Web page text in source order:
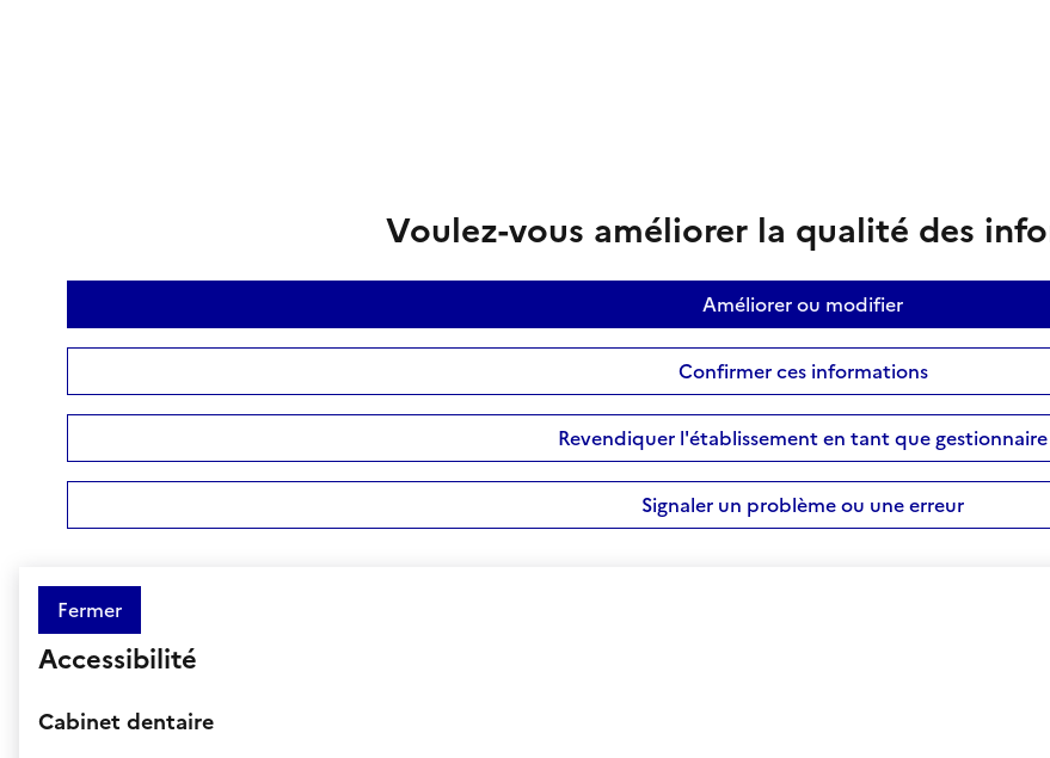
Voulez-vous améliorer la qualité des
Améliorer ou modifier
Confirmer ces informations
Revendiquer l'établissement en tant que gestionnaire
Signaler un problème ou une erreur
Fermer
Accessibilité
Cabinet dentaire